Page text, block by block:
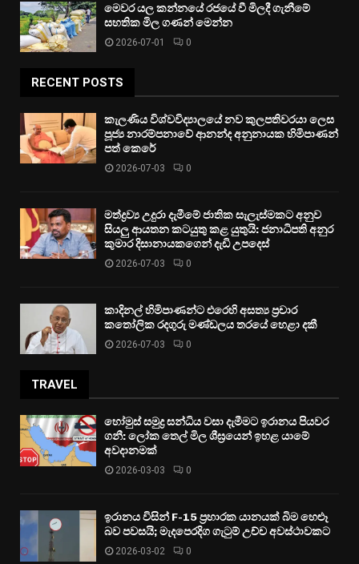
මෙවර යල කන්නයේ රජයේ වී මිලදී ගැනීමේ
සහතික මිල ගණන් මෙන්න
2026-07-01 0
RECENT POSTS
කැලණිය විශ්වවිද්‍යාලයේ නව කුලපතිවරයා ලෙස
පූජ්‍ය නාරම්පනාවේ ආනන්ද අනුනායක හිමිපාණන්
පත් කෙරේ
2026-07-03 0
මත්ද්‍රව්‍ය උදුරා දැමීමේ ජාතික සැලැස්මකට අනුව
සියලු ආයතන කටයුතු කළ යුතුයි: ජනාධිපති අනුර
කුමාර දිසානායකගෙන් දැඩි උපදෙස්
2026-07-03 0
කාදිනල් හිමිපාණන්ට එරෙහි අසත්‍ය ප්‍රචාර
කතෝලික රදගුරු මණ්ඩලය තරයේ හෙළා දකී
2026-07-03 0
TRAVEL
හෝමුස් සමුද්‍ර සන්ධිය වසා දැමීමට ඉරානය පියවර
ගනී: ලෝක තෙල් මිල ශීඝ්‍රයෙන් ඉහළ යාමේ
අවදානමක්
2026-03-03 0
ඉරානය විසින් F-15 ප්‍රහාරක යානයක් බිම හෙළූ
බව පවසයි; මැදපෙරදිග ගැටුම් උච්ච අවස්ථාවකට
2026-03-02 0